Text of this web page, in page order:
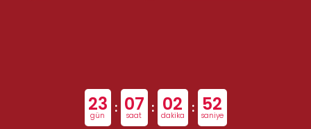
23
gün : 07
saat : 02
dakika : 51
saniye